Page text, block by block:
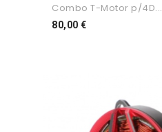
Combo T-Motor p/4D...
80,00 €Preço